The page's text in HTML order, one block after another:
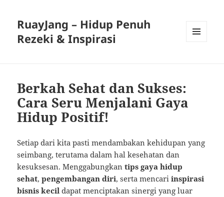
RuayJang – Hidup Penuh
Rezeki & Inspirasi
Berkah Sehat dan Sukses:
Cara Seru Menjalani Gaya
Hidup Positif!
Setiap dari kita pasti mendambakan kehidupan yang
seimbang, terutama dalam hal kesehatan dan
kesuksesan. Menggabungkantips gaya hidup
sehat,pengembangan diri, serta mencariinspirasi
bisnis kecil dapat menciptakan sinergi yang luar